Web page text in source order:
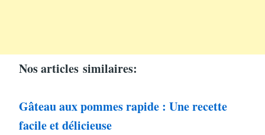
Nos articles similaires:
Gâteau aux pommes rapide : Une recette
facile et délicieuse